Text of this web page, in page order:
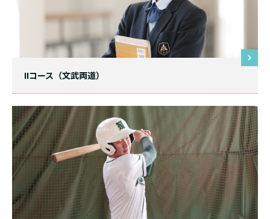
IIコース（文武両道）